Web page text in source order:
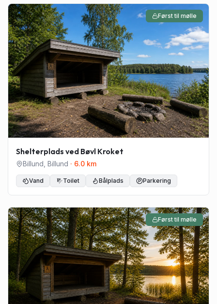
Først til mølle
Shelterplads ved Bøvl Kroket
Billund Billund · 6.0 km
Vand Toilet Bålplads Parkering
Først til mølle